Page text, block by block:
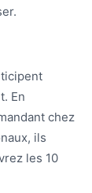
En
chez
ils
les 10